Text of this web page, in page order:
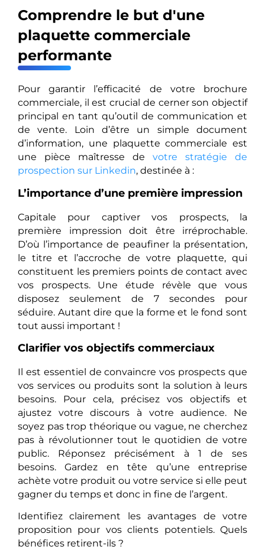
Comprendre le but d'une
plaquette commerciale
performante
Pour garantir l’efficacité de votre brochure
commerciale, il est crucial de cerner son objectif
principal en tant qu’outil de communication et
de vente. Loin d’être un simple document
d’information, une plaquette commerciale est
une pièce maîtresse de votre stratégie de
prospection sur Linkedin, destinée à :
L’importance d’une première impression
Capitale pour captiver vos prospects, la
première impression doit être irréprochable.
D’où l’importance de peaufiner la présentation,
le titre et l’accroche de votre plaquette, qui
constituent les premiers points de contact avec
vos prospects. Une étude révèle que vous
disposez seulement de 7 secondes pour
séduire. Autant dire que la forme et le fond sont
tout aussi important !
Clarifier vos objectifs commerciaux
Il est essentiel de convaincre vos prospects que
vos services ou produits sont la solution à leurs
besoins. Pour cela, précisez vos objectifs et
ajustez votre discours à votre audience. Ne
soyez pas trop théorique ou vague, ne cherchez
pas à révolutionner tout le quotidien de votre
public. Réponsez précisément à 1 de ses
besoins. Gardez en tête qu’une entreprise
achète votre produit ou votre service si elle peut
gagner du temps et donc in fine de l’argent.
Identifiez clairement les avantages de votre
proposition pour vos clients potentiels. Quels
bénéfices retirent-ils ?